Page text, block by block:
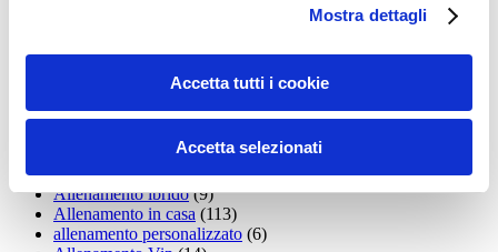
Mostra dettagli
Accetta tutti i cookie
Accetta selezionati
Allenamenti in Diretta(30)
(1.800)
Allenamento aerobico(16)
Allenamento Braccia(9)
Allenamento Donne(75)
Allenamento funzionale(6)
Allenamento ibrido(9)
Allenamento in casa (113)
allenamento personalizzato (6)